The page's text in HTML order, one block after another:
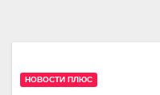
НОВОСТИ ПЛЮС